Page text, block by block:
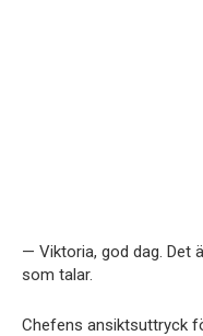
— Viktoria, god dag. Det
som talar.
Chefens ansiktsuttryck